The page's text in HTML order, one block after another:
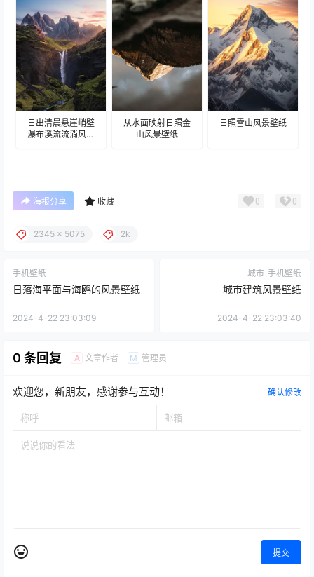
日出清晨悬崖峭壁
瀑布溪流流淌风景
从水面映射日照金
山风景壁纸
日照雪山风景壁纸
海报分享 收藏 0 0
2345 x 5075 2k
手机壁纸
日落海平面与海鸥的风景壁纸
2024-4-22 23:03:09
城市 手机壁纸
城市建筑风景壁纸
2024-4-22 23:03:40
0 条回复 A 文章作者 M 管理员
欢迎您，新朋友，感谢参与互动！ 确认修改
提交